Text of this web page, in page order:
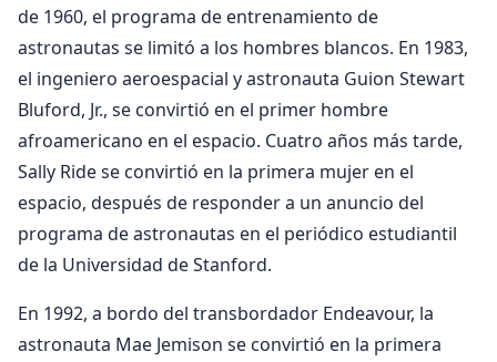
de 1960, el programa de entrenamiento de
astronautas se limitó a los hombres blancos. En 1983,
el ingeniero aeroespacial y astronauta Guion Stewart
Bluford, Jr., se convirtió en el primer hombre
afroamericano en el espacio. Cuatro años más tarde,
Sally Ride se convirtió en la primera mujer en el
espacio, después de responder a un anuncio del
programa de astronautas en el periódico estudiantil
de la Universidad de Stanford.
En 1992, a bordo del transbordador Endeavour, la
astronauta Mae Jemison se convirtió en la primera